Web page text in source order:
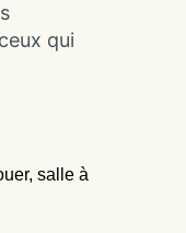
qui
, salle à